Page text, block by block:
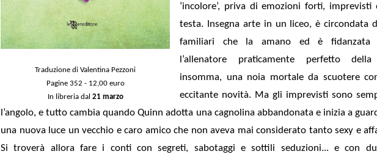
Traduzione di Valentina Pezzoni
Pagine 352 - 12,00 euro
In libreria dal 21 marzo
‘incolore’, priva di emozioni forti, imprevisti
testa. Insegna arte in un liceo, è circondata
familiari che la amano ed è fidanzata
l’allenatore praticamente perfetto della
insomma, una noia mortale da scuotere
eccitante novità. Ma gli imprevisti sono
l’angolo, e tutto cambia quando Quinn adotta una cagnolina abbandonata e inizia a
una nuova luce un vecchio e caro amico che non aveva mai considerato tanto sexy e
Si troverà allora fare i conti con segreti, sabotaggi e sottili seduzioni... e con